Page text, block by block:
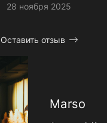
28 ноября 2025
Оставить отзыв
Marso